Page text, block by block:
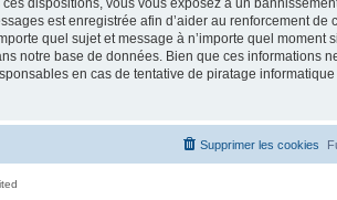
est enregistrée afin d’aider au renforcement de
quel sujet et message à n’importe quel moment
notre base de données. Bien que ces informations
en cas de tentative de piratage
Supprimer les cookies